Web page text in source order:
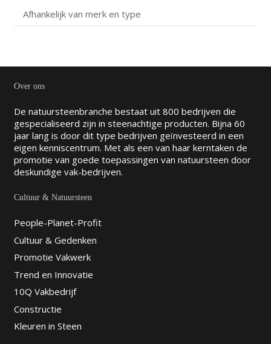
Afhankelijk van merk en type
Over ons
De natuursteenbranche bestaat uit 800 bedrijven die
gespecialiseerd zijn in steenachtige producten. Bijna 60
jaar lang is door dit type bedrijven geïnvesteerd in een
eigen kenniscentrum. Met als een van haar kerntaken de
promotie van goede toepassingen van natuursteen door
deskundige vak-bedrijven.
Cultuur & Natuursteen
People-Planet-Profit
Cultuur & Gedenken
Promotie Vakwerk
Trend en Innovatie
10Q Vakbedrijf
Constructie
Kleuren in Steen